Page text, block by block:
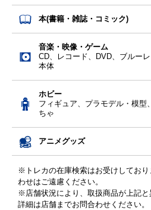
本(書籍・雑誌・コミック)
音楽・映像・ゲーム
CD、レコード、DVD、ブルー
本体
ホビー
フィギュア、プラモデル・模型
ちゃ
アニメグッズ
※トレカの在庫検索はお受けしてお
わせはご遠慮ください。
※店舗状況により、取扱商品が上記と
詳細は店舗までお問合わせください。